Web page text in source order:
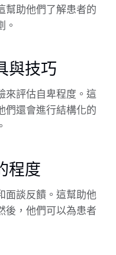
幫助他們了解患者的
。
與技巧
來評估自卑程度。這
們還會進行結構化的
程度
面談反饋。這幫助他
後，他們可以為患者